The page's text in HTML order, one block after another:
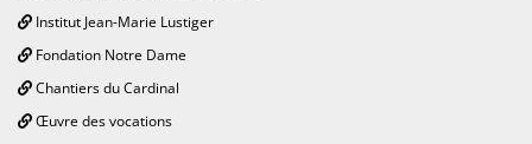
Institut Jean-Marie Lustiger
Fondation Notre Dame
Chantiers du Cardinal
Œuvre des vocations